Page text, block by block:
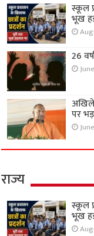
स्कूल
भूख
26
पर
राज्य
स्कूल
भूख